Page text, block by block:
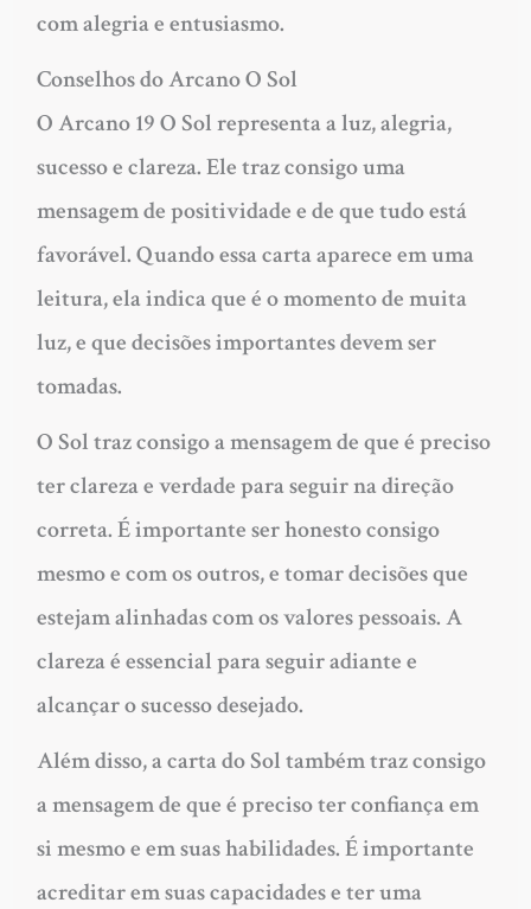
com alegria e entusiasmo.
Conselhos do Arcano O Sol
O Arcano 19 O Sol representa a luz, alegria,
sucesso e clareza. Ele traz consigo uma
mensagem de positividade e de que tudo está
favorável. Quando essa carta aparece em uma
leitura, ela indica que é o momento de muita
luz, e que decisões importantes devem ser
tomadas.
O Sol traz consigo a mensagem de que é preciso
ter clareza e verdade para seguir na direção
correta. É importante ser honesto consigo
mesmo e com os outros, e tomar decisões que
estejam alinhadas com os valores pessoais. A
clareza é essencial para seguir adiante e
alcançar o sucesso desejado.
Além disso, a carta do Sol também traz consigo
a mensagem de que é preciso ter confiança em
si mesmo e em suas habilidades. É importante
acreditar em suas capacidades e ter uma